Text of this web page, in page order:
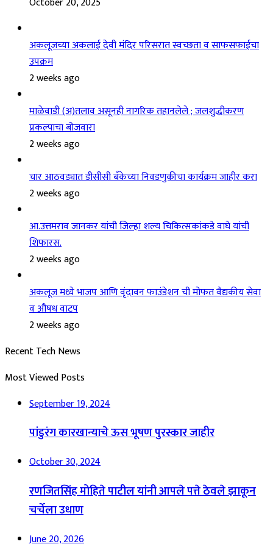
अकलूजच्या अकलाई देवी मंदिर परिसरात स्वच्छता व साफसफाईचा
उपक्रम
2 weeks ago
माळेवाडी (अ)तलाव असूनही नागरिक तहानलेले ; जलशुद्धीकरण
प्रकल्पाचा बोजवारा
2 weeks ago
चार आठवड्यात डीसीसी बँकेच्या निवडणुकीचा कार्यक्रम जाहीर करा
2 weeks ago
आ.उत्तमराव जानकर यांची जिल्हा शल्य चिकित्सकांकडे वाघे यांची
शिफारस.
2 weeks ago
अकलूज मध्ये भाजप आणि वृंदावन फाउंडेशन ची मोफत वैद्यकीय सेवा
व औषध वाटप
2 weeks ago
Recent Tech News
Most Viewed Posts
September 19, 2024
पांडुरंग कारखान्याचे ऊस भूषण पुरस्कार जाहीर
October 30, 2024
रणजितसिंह मोहिते पाटील यांनी आपले पत्ते ठेवले झाकून
चर्चेला उधाण
June 20, 2026